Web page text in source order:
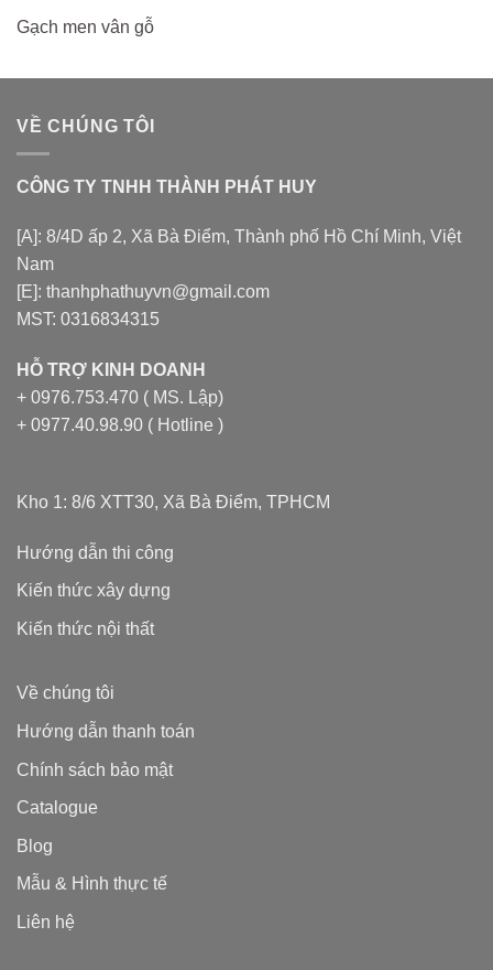
Gạch men vân gỗ
VỀ CHÚNG TÔI
CÔNG TY TNHH THÀNH PHÁT HUY
[A]: 8/4D ấp 2, Xã Bà Điểm, Thành phố Hồ Chí Minh, Việt
Nam
[E]: thanhphathuyvn@gmail.com
MST: 0316834315
HỖ TRỢ KINH DOANH
+ 0976.753.470 ( MS. Lập)
+ 0977.40.98.90 ( Hotline )
Kho 1: 8/6 XTT30, Xã Bà Điểm, TPHCM
Hướng dẫn thi công
Kiến thức xây dựng
Kiến thức nội thất
Về chúng tôi
Hướng dẫn thanh toán
Chính sách bảo mật
Catalogue
Blog
Mẫu & Hình thực tế
Liên hệ